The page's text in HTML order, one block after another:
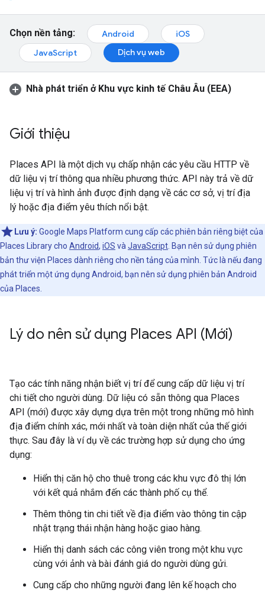
Chọn nền tảng: Android
iOS
JavaScript
Dịch vụ web
Nhà phát triển ở Khu vực kinh tế Châu Âu (EEA)
Giới thiệu
Places API là một dịch vụ chấp nhận các yêu cầu HTTP về
dữ liệu vị trí thông qua nhiều phương thức. API này trả về dữ
liệu vị trí và hình ảnh được định dạng về các cơ sở, vị trí địa
lý hoặc địa điểm yêu thích nổi bật.
Lưu ý: Google Maps Platform cung cấp các phiên bản riêng biệt của
Places Library cho Android, iOS và JavaScript . Bạn nên sử dụng phiên
bản thư viện Places dành riêng cho nền tảng của mình. Tức là nếu đang
phát triển một ứng dụng Android, bạn nên sử dụng phiên bản Android
của Places.
Lý do nên sử dụng Places API (Mới)
Tạo các tính năng nhận biết vị trí để cung cấp dữ liệu vị trí
chi tiết cho người dùng. Dữ liệu có sẵn thông qua Places
API (mới) được xây dựng dựa trên một trong những mô hình
địa điểm chính xác, mới nhất và toàn diện nhất của thế giới
thực. Sau đây là ví dụ về các trường hợp sử dụng cho ứng
dụng:
Hiển thị căn hộ cho thuê trong các khu vực đô thị lớn
với kết quả nhắm đến các thành phố cụ thể.
Thêm thông tin chi tiết về địa điểm vào thông tin cập
nhật trạng thái nhận hàng hoặc giao hàng.
Hiển thị danh sách các công viên trong một khu vực
cùng với ảnh và bài đánh giá do người dùng gửi.
Cung cấp cho những người đang lên kế hoạch cho